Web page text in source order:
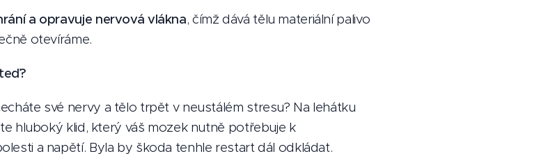
a opravuje nervová vlákna, čímž dává tělu materiální palivo
otevíráme.
své nervy a tělo trpět v neustálém stresu? Na lehátku
hluboký klid, který váš mozek nutně potřebuje k
a napětí. Byla by škoda tenhle restart dál odkládat.